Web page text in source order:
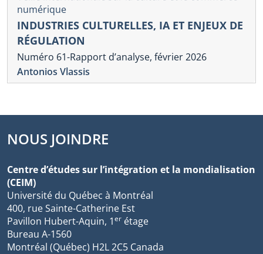
numérique
INDUSTRIES CULTURELLES, IA ET ENJEUX DE
RÉGULATION
Numéro 61-Rapport d’analyse, février 2026
Antonios Vlassis
NOUS JOINDRE
Centre d’études sur l’intégration et la mondialisation
(CEIM)
Université du Québec à Montréal
400, rue Sainte-Catherine Est
Pavillon Hubert-Aquin, 1er étage
Bureau A-1560
Montréal (Québec) H2L 2C5 Canada